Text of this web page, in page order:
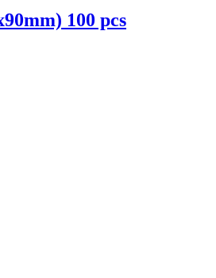
100 pcs